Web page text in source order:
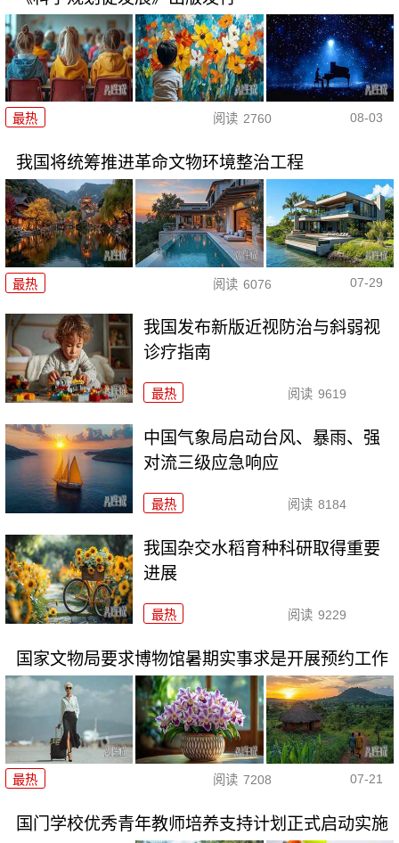
最热 阅读 2760 08-03
我国将统筹推进革命文物环境整治工程
最热 阅读 6076 07-29
我国发布新版近视防治与斜弱视
诊疗指南
最热 阅读 9619
中国气象局启动台风、暴雨、强
对流三级应急响应
最热 阅读 8184
我国杂交水稻育种科研取得重要
进展
最热 阅读 9229
国家文物局要求博物馆暑期实事求是开展预约工作
最热 阅读 7208 07-21
国门学校优秀青年教师培养支持计划正式启动实施